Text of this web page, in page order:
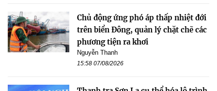
Chủ động ứng phó áp thấp nhiệt đới
trên biển Đông, quản lý chặt chẽ các
phương tiện ra khơi
Nguyễn Thanh
15:58 07/08/2026